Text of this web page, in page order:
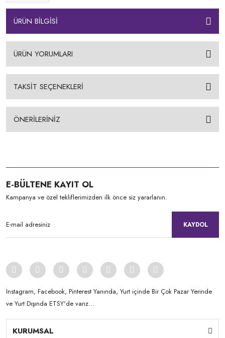
ÜRÜN BİLGİSİ
ÜRÜN YORUMLARI
TAKSİT SEÇENEKLERİ
ÖNERİLERİNİZ
E-BÜLTENE KAYIT OL
Kampanya ve özel tekliflerimizden ilk önce siz yararlanın.
KAYDOL
Instagram, Facebook, Pinterest Yanında, Yurt içinde Bir Çok Pazar Yerinde
ve Yurt Dışında ETSY'de varız...
KURUMSAL